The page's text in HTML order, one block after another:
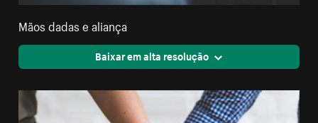
Mãos dadas e aliança
Baixar em alta resolução